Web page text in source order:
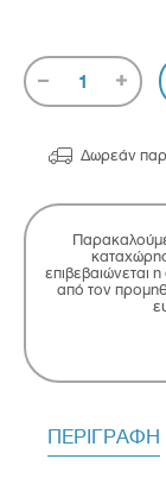
1
 Δωρεάν
επιβεβαιώνεται
από τον
ΠΕΡΙΓΡΑΦΗ